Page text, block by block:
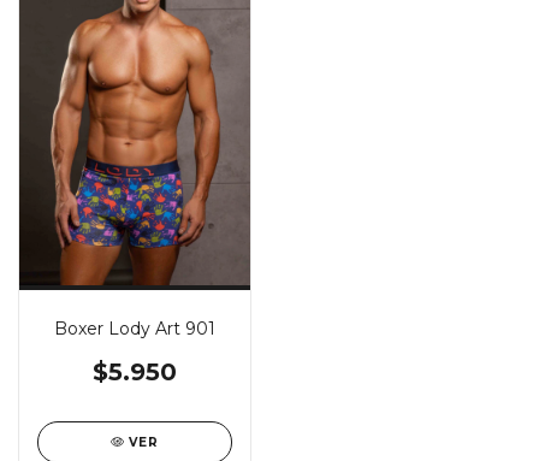
Boxer Lody Art 901
$5.950
VER